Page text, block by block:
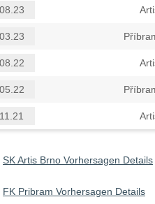
SK Artis Brno Vorhersagen Details
FK Pribram Vorhersagen Details